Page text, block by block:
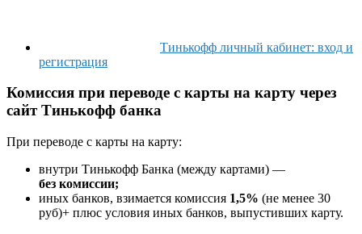
Тинькофф личный кабинет: вход и
регистрация
Комиссия при переводе с карты на карту через
сайт Тинькофф банка
При переводе с карты на карту:
внутри Тинькофф Банка (между картами) —
без комиссии;
иных банков, взимается комиссия 1,5% (не менее 30
руб)+ плюс условия иных банков, выпустивших карту.